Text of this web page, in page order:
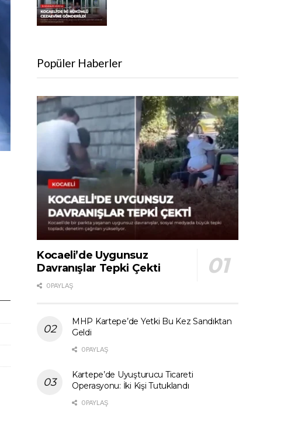
Popüler Haberler
Kocaeli’de Uygunsuz
Davranışlar Tepki Çekti
0 PAYLAŞ
MHP Kartepe’de Yetki Bu Kez Sandıktan
Geldi
0 PAYLAŞ
Kartepe’de Uyuşturucu Ticareti
Operasyonu: İki Kişi Tutuklandı
0 PAYLAŞ